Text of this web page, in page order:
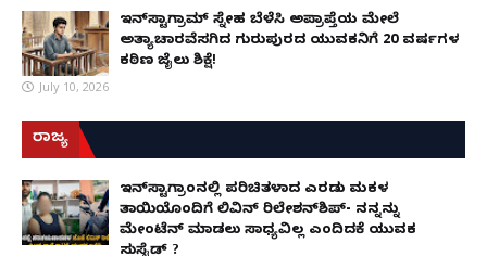
ಇನ್‌ಸ್ಟಾಗ್ರಾಮ್ ಸ್ನೇಹ ಬೆಳೆಸಿ ಅಪ್ರಾಪ್ತೆಯ ಮೇಲೆ
ಅತ್ಯಾಚಾರವೆಸಗಿದ ಗುರುಪುರದ ಯುವಕನಿಗೆ 20 ವರ್ಷಗಳ
ಕಠಿಣ ಜೈಲು ಶಿಕ್ಷೆ!
July 10, 2026
ರಾಜ್ಯ
ಇನ್​ಸ್ಟಾಗ್ರಾಂನಲ್ಲಿ ಪರಿಚಿತಳಾದ ಎರಡು ಮಕ್ಕಳ
ತಾಯಿಯೊಂದಿಗೆ ಲಿವಿನ್ ರಿಲೇಶನ್​ಶಿಪ್- ನನ್ನನ್ನು
ಮೇಂಟೆನ್ ಮಾಡಲು ಸಾಧ್ಯವಿಲ್ಲ ಎಂದಿದಕ್ಕೆ ಯುವಕ
ಸುಸೈಡ್ ?